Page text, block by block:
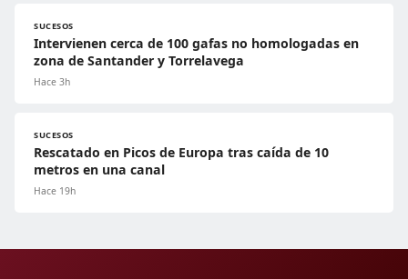
SUCESOS
Intervienen cerca de 100 gafas no homologadas en
zona de Santander y Torrelavega
Hace 3h
SUCESOS
Rescatado en Picos de Europa tras caída de 10
metros en una canal
Hace 19h